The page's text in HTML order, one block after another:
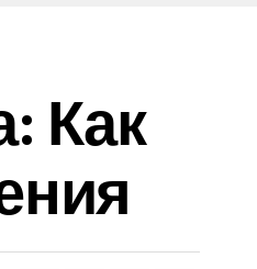
Как